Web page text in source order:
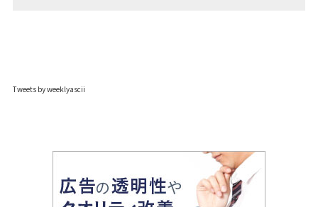
Tweets by weeklyascii